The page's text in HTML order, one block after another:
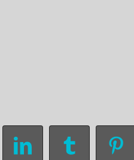
LinkedInTumblr